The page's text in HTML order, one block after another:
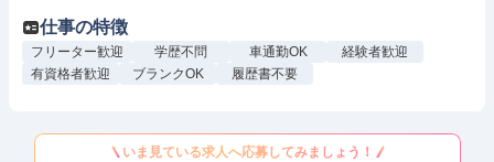
仕事の特徴
フリーター歓迎 学歴不問 車通勤OK
経験者歓迎
有資格者歓迎
ブランクOK 履歴書不要
いま見ている求人へ応募してみましょう！